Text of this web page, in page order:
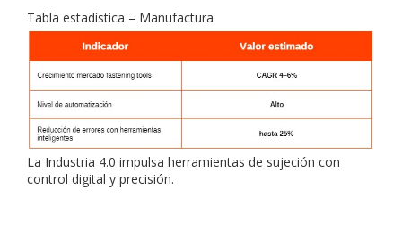
Tabla estadística – Manufactura
La Industria 4.0 impulsa herramientas de sujeción con
control digital y precisión.